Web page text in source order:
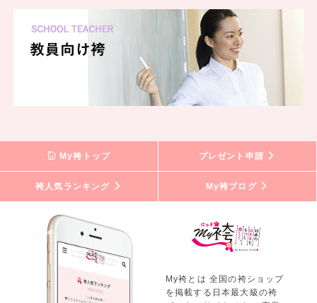
My袴トップ プレゼント申請
袴人気ランキング My袴ブログ
My袴とは 全国の袴ショップ
を掲載する日本最大級の袴